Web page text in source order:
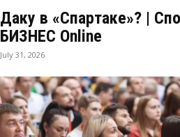
Даку в «Спартаке»? |
БИЗНЕС Online
July 31, 2026